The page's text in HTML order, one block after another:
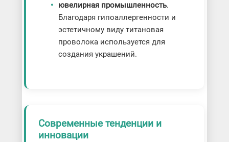
ювелирная промышленность.
Благодаря гипоаллергенности и
эстетичному виду титановая
проволока используется для
создания украшений.
Современные тенденции и
инновации